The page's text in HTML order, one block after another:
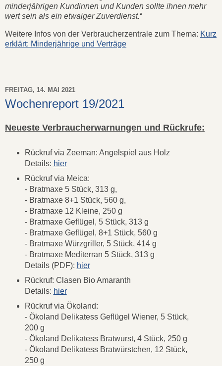
minderjährigen Kundinnen und Kunden sollte ihnen mehr
wert sein als ein etwaiger Zuverdienst.“
Weitere Infos von der Verbraucherzentrale zum Thema: Kurz
erklärt: Minderjährige und Verträge
FREITAG, 14. MAI 2021
Wochenreport 19/2021
Neueste Verbraucherwarnungen und Rückrufe:
Rückruf via Zeeman: Angelspiel aus Holz
Details: hier
Rückruf via Meica:
- Bratmaxe 5 Stück, 313 g,
- Bratmaxe 8+1 Stück, 560 g,
- Bratmaxe 12 Kleine, 250 g
- Bratmaxe Geflügel, 5 Stück, 313 g
- Bratmaxe Geflügel, 8+1 Stück, 560 g
- Bratmaxe Würzgriller, 5 Stück, 414 g
- Bratmaxe Mediterran 5 Stück, 313 g
Details (PDF): hier
Rückruf: Clasen Bio Amaranth
Details: hier
Rückruf via Ökoland:
- Ökoland Delikatess Geflügel Wiener, 5 Stück,
200 g
- Ökoland Delikatess Bratwurst, 4 Stück, 250 g
- Ökoland Delikatess Bratwürstchen, 12 Stück,
250 g